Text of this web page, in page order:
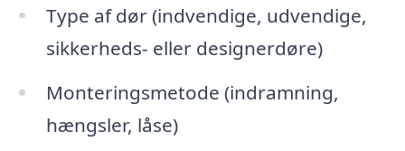
Type af dør (indvendige, udvendige,
sikkerheds- eller designerdøre)
Monteringsmetode (indramning,
hængsler, låse)